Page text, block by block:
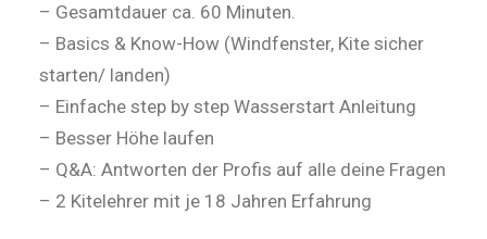
– Gesamtdauer ca. 60 Minuten.
– Basics & Know-How (Windfenster, Kite sicher
starten/ landen)
– Einfache step by step Wasserstart Anleitung
– Besser Höhe laufen
– Q&A: Antworten der Profis auf alle deine Fragen
– 2 Kitelehrer mit je 18 Jahren Erfahrung